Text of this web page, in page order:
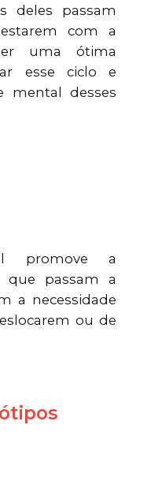
deles passam
com a
uma ótima
esse ciclo e
mental desses
promove a
que passam a
a necessidade
ou de